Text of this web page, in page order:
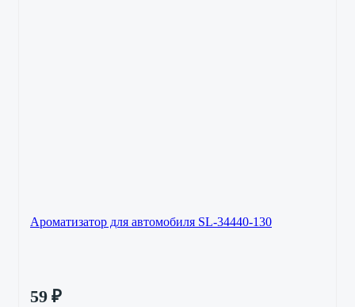
Ароматизатор для автомобиля SL-34440-130
59 ₽